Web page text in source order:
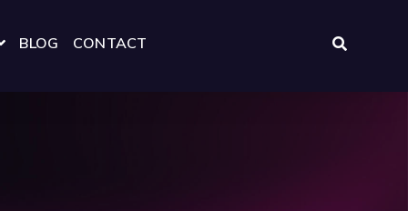
FOR RESOURCES
SHOW SUBMENU FOR OVER TTNL
BLOG CONTACT